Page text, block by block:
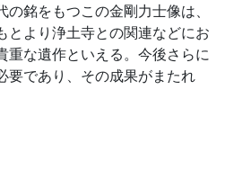
銘をもつこの金剛力士像は、
とより浄土寺との関連などにお
重な遺作といえる。今後さらに
要であり、その成果がまたれ